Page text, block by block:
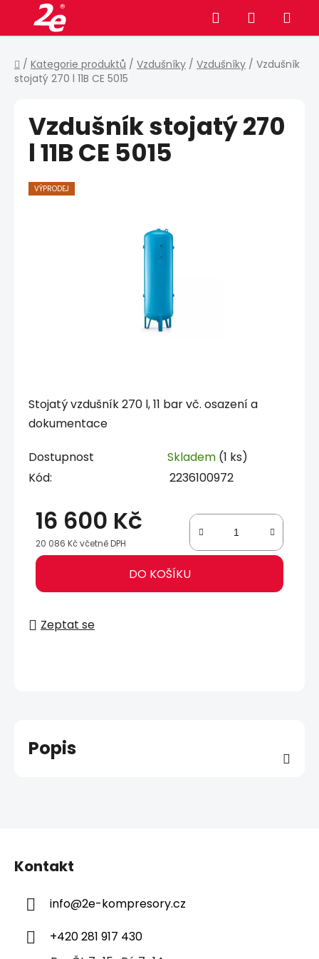
obsah
Hledat NÁKUPNÍ
KOŠÍK
Domů
/ Kategorie produktů / Vzdušníky / Vzdušníky / Vzdušník
stojatý 270 l 11B CE 5015
Stojatý vzdušník 270 l, 11 bar vč. osazení a
dokumentace
Dostupnost Skladem (1 ks)
Kód:
2236100972
16 600 Kč
20 086 Kč včetně DPH
Měrná cena: DO KOŠÍKU
Zeptat se
Vzdušník stojatý 270
l 11B CE 5015
VÝPRODEJ
Popis
Kontakt
info@2e-kompresory.cz
+420 281 917 430